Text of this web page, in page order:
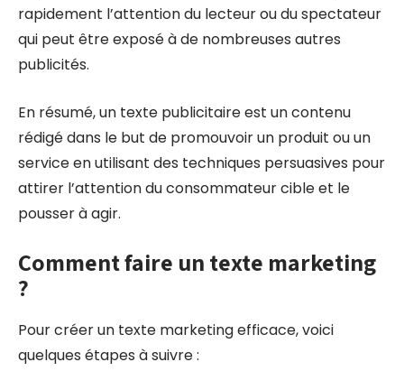
rapidement l’attention du lecteur ou du spectateur
qui peut être exposé à de nombreuses autres
publicités.
En résumé, un texte publicitaire est un contenu
rédigé dans le but de promouvoir un produit ou un
service en utilisant des techniques persuasives pour
attirer l’attention du consommateur cible et le
pousser à agir.
Comment faire un texte marketing
?
Pour créer un texte marketing efficace, voici
quelques étapes à suivre :